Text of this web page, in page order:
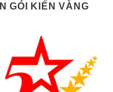
GÓI KIẾN VÀNG